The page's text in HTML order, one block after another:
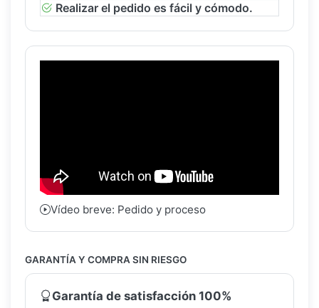
Realizar el pedido es fácil y cómodo.
Vídeo breve: Pedido y proceso
GARANTÍA Y COMPRA SIN RIESGO
Garantía de satisfacción 100%